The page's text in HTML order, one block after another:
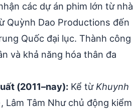
các dự án phim lớn từ nhà
Quỳnh Dao Productions đến
Quốc đại lục. Thành công
và khả năng hóa thân đa
(2011–nay): Kể từKhuynh
Lâm Tâm Như chủ động kiểm